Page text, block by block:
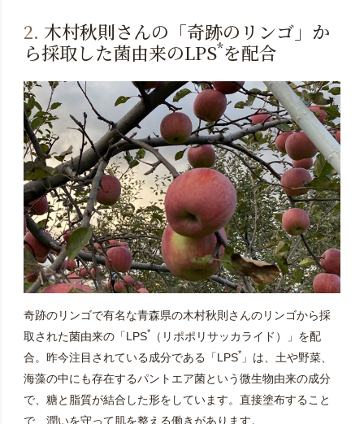
2. 木村秋則さんの「奇跡のリンゴ」か
ら採取した菌由来のLPS*を配合
奇跡のリンゴで有名な青森県の木村秋則さんのリンゴから採
取された菌由来の「LPS*（リポポリサッカライド）」を配
合。昨今注目されている成分である「LPS*」は、土や野菜、
海藻の中にも存在するパントエア菌という微生物由来の成分
で、糖と脂質が結合した形をしています。直接塗布すること
で、潤いを守って肌を整える働きがあります。